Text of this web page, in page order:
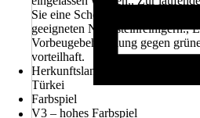
Sie eine Scheuerbürste (harte
geeigneten Natursteinreinigern.,
Vorbeugebehandlung gegen
vorteilhaft.
Herkunftsland
Türkei
Farbspiel
V3 – hohes Farbspiel